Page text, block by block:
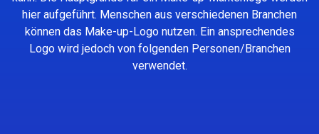
hier aufgeführt. Menschen aus verschiedenen Branchen
können das Make-up-Logo nutzen. Ein ansprechendes
Logo wird jedoch von folgenden Personen/Branchen
verwendet.